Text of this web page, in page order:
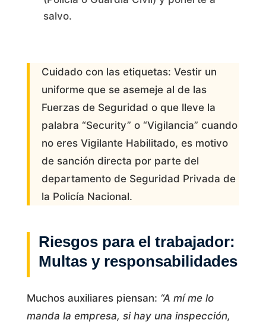
salvo.
Cuidado con las etiquetas: Vestir un
uniforme que se asemeje al de las
Fuerzas de Seguridad o que lleve la
palabra “Security” o “Vigilancia” cuando
no eres Vigilante Habilitado, es motivo
de sanción directa por parte del
departamento de Seguridad Privada de
la Policía Nacional.
Riesgos para el trabajador:
Multas y responsabilidades
Muchos auxiliares piensan: “A mí me lo
manda la empresa, si hay una inspección,